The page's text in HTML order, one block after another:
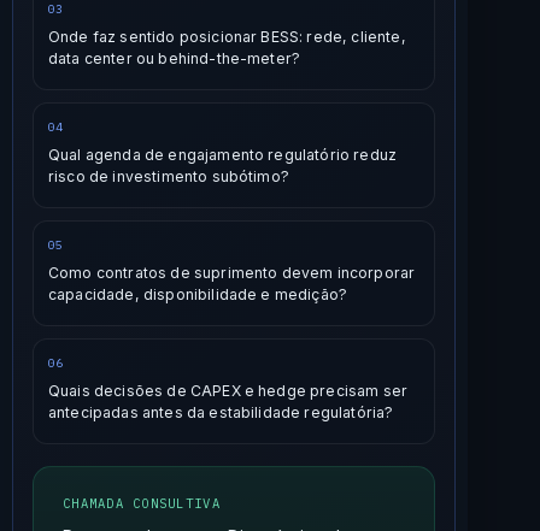
03
Onde faz sentido posicionar BESS: rede, cliente,
data center ou behind-the-meter?
04
Qual agenda de engajamento regulatório reduz
risco de investimento subótimo?
05
Como contratos de suprimento devem incorporar
capacidade, disponibilidade e medição?
06
Quais decisões de CAPEX e hedge precisam ser
antecipadas antes da estabilidade regulatória?
CHAMADA CONSULTIVA